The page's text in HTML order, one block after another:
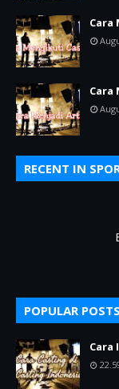
Cara
Cara
RECENT IN
POPULAR POSTS
Cara